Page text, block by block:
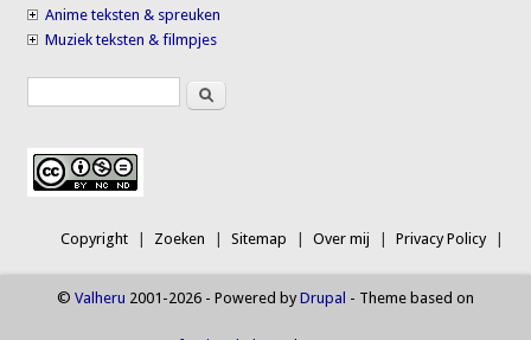
Anime teksten & spreuken
Muziek teksten & filmpjes
Search formSearch
Copyright Zoeken Sitemap Over mij Privacy Policy
© Valheru 2001-2026 - Powered byDrupal - Theme based on